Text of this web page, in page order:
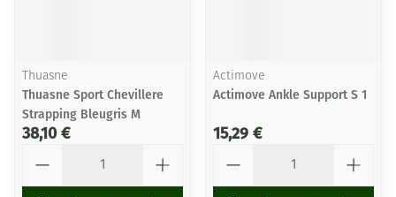
Thuasne
Thuasne Sport Chevillere
Strapping Bleugris M
38,10 €
Actimove
Actimove Ankle Support S 1
15,29 €